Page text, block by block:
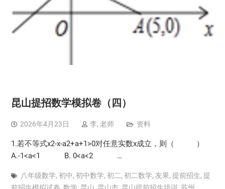
昆山提招数学模拟卷（四）
2026年4月23日 李, 老师 资料
1.若不等式x2-x-a2+a+1>0对任意实数x成立，则（ ）
A.-1<a<1 B. 0<a<2 …
八年级数学, 初中, 初中数学, 初二, 初二数学, 友果, 提前招生, 提
前招生模拟试卷 数学 昆山 昆山市 昆山提前招生培训 苏州